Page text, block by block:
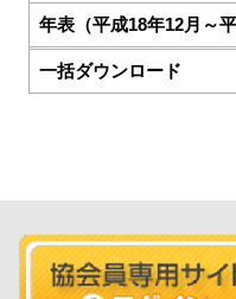
年表（平成18年12月～平
一括ダウンロード